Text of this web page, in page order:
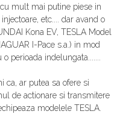
mult mai putine piese in
etc.... dar avand o
Kona EV, TESLA Model
I-Pace s.a.) in mod
perioada indelungata.......
ca, ar putea sa ofere si
de actionare si transmitere
modelele TESLA.